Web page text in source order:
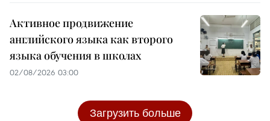
Активное продвижение
английского языка как второго
языка обучения в школах
02/08/2026 03:00
Загрузить больше